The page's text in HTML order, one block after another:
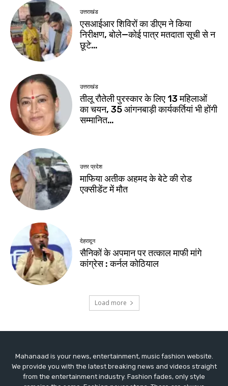
Mahanaad is your news, entertainment, music fashion website.
We provide you with the latest breaking news and videos straight
from the entertainment industry. Fashion fades, only style